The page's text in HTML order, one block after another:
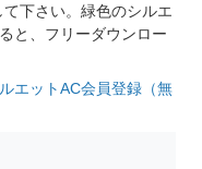
て下さい。緑色のシルエ
と、フリーダウンロー
エットAC会員登録（無